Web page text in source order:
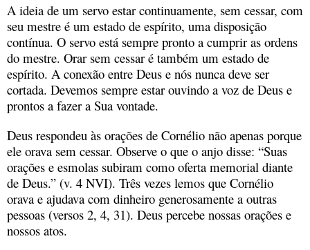
A ideia de um servo estar continuamente, sem cessar, com
seu mestre é um estado de espírito, uma disposição
contínua. O servo está sempre pronto a cumprir as ordens
do mestre. Orar sem cessar é também um estado de
espírito. A conexão entre Deus e nós nunca deve ser
cortada. Devemos sempre estar ouvindo a voz de Deus e
prontos a fazer a Sua vontade.
Deus respondeu às orações de Cornélio não apenas porque
ele orava sem cessar. Observe o que o anjo disse: “Suas
orações e esmolas subiram como oferta memorial diante
de Deus.” (v. 4 NVI). Três vezes lemos que Cornélio
orava e ajudava com dinheiro generosamente a outras
pessoas (versos 2, 4, 31). Deus percebe nossas orações e
nossos atos.